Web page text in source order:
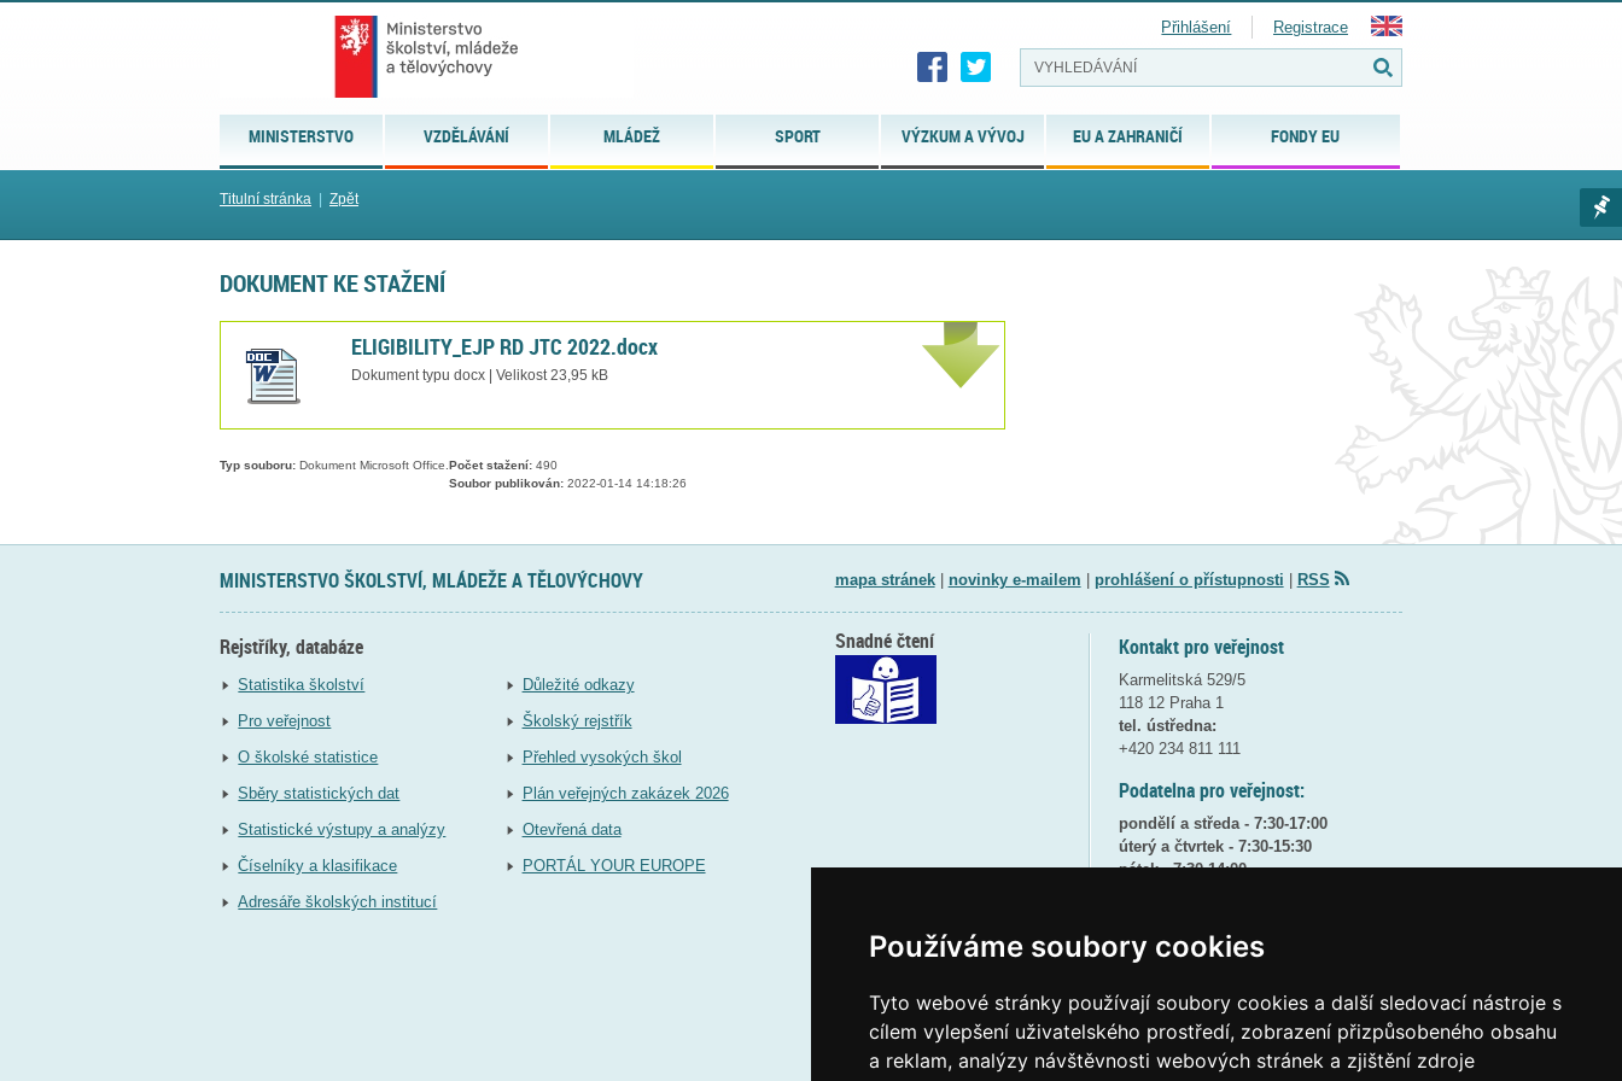
Používáme soubory cookies
Tyto webové stránky používají soubory cookies a další sledovací nástroje s
cílem vylepšení uživatelského prostředí, zobrazení přizpůsobeného obsahu
a reklam, analýzy návštěvnosti webových stránek a zjištění zdroje
MINISTERSTVO VZDĚLÁVÁNÍ MLÁDEŽ SPORT VÝZKUM A VÝVOJ EU A ZAHRANIČÍ FONDY EU
Přihlášení Registrace
Titulní stránka Zpět
DOKUMENT KE STAŽENÍ
ELIGIBILITY_EJP RD JTC 2022.docx
Dokument typu docx | Velikost 23,95 kB
Typ souboru: Dokument Microsoft Office. Počet stažení: 490
Soubor publikován: 2022-01-14 14:18:26
MINISTERSTVO ŠKOLSTVÍ, MLÁDEŽE A TĚLOVÝCHOVY mapa stránek| novinky e-mailem prohlášení o přístupnosti RSS
Rejstříky, databáze
Statistika školství
Pro veřejnost
O školské statistice
Sběry statistických dat
Statistické výstupy a analýzy
Číselníky a klasifikace
Adresáře školských institucí
Důležité odkazy
Školský rejstřík
Přehled vysokých škol
Plán veřejných zakázek 2026
Otevřená data
PORTÁL YOUR EUROPE
Kontakt pro veřejnost
Karmelitská 529/5
118 12 Praha 1
tel. ústředna:
+420 234 811 111
Podatelna pro veřejnost:
pondělí a středa - 7:30-17:00
úterý a čtvrtek - 7:30-15:30
pátek - 7:30-14:00
(více informacíZDE)
posta@msmtgovcz
ID datové schránky: vidaawt
Snadné čtení